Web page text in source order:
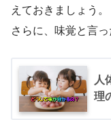
えておきましょう。
さらに、味覚と言
人
理